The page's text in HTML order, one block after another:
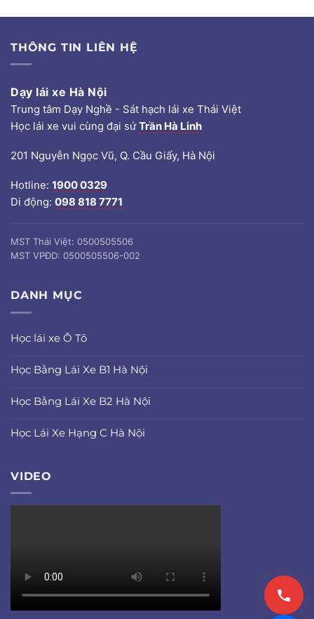
THÔNG TIN LIÊN HỆ
Dạy lái xe Hà Nội
Trung tâm Dạy Nghề - Sát hạch lái xe Thái Việt
Học lái xe vui cùng đại sứTrần Hà Linh
201 Nguyễn Ngọc Vũ, Q. Cầu Giấy, Hà Nội
Hotline: 1900 0329
Di động: 098 818 7771
MST Thái Việt: 0500505506
MST VPĐD: 0500505506-002
DANH MỤC
Học lái xe Ô Tô
Học Bằng Lái Xe B1 Hà Nội
Học Bằng Lái Xe B2 Hà Nội
Học Lái Xe Hạng C Hà Nội
VIDEO